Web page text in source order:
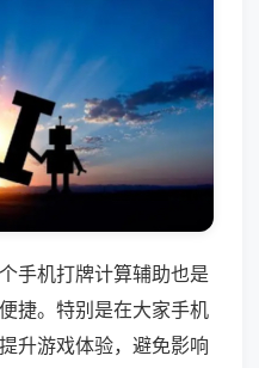
手机打牌计算辅助也是
捷。特别是在大家手机
升游戏体验，避免影响